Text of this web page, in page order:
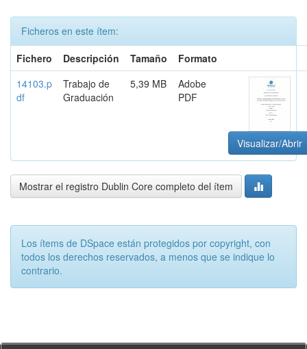
Ficheros en este ítem:
Fichero
Descripción Tamaño
Formato
14103.p
df
Trabajo de
Graduación
5,39 MB
Adobe
PDF
Visualizar/Abrir
Mostrar el registro Dublin Core completo del ítem
Los ítems de DSpace están protegidos por copyright, con
todos los derechos reservados, a menos que se indique lo
contrario.